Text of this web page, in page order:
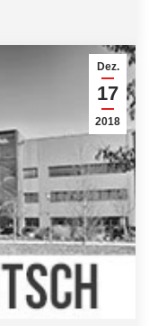
Dez.
17
2018